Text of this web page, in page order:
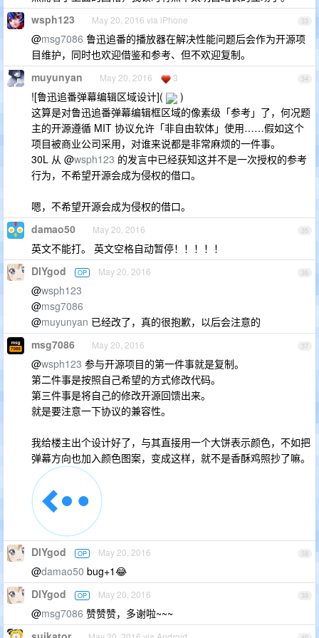
33
wsph123 May 20, 2016 via iPhone
@msg7086 鲁迅追番的播放器在解决性能问题后会作为开源项
目维护，同时也欢迎借鉴和参考、但不欢迎复制。
34
muyunyan May 20, 2016 3
![鲁迅追番弹幕编辑区域设计](
)
这算是对鲁迅追番弹幕编辑框区域的像素级「参考」了，何况题
主的开源遵循 MIT 协议允许「非自由软体」使用……假如这个
项目被商业公司采用，对谁来说都是非常麻烦的一件事。
30L 从 @wsph123 的发言中已经获知这并不是一次授权的参考
行为，不希望开源会成为侵权的借口。
嗯，不希望开源会成为侵权的借口。
35
damao50 May 20, 2016
英文不能打。 英文空格自动暂停！！！！！
36
DlYgod OP May 20, 2016
@wsph123
@msg7086
@muyunyan 已经改了，真的很抱歉，以后会注意的
37
msg7086 May 20, 2016
@wsph123 参与开源项目的第一件事就是复制。
第二件事是按照自己希望的方式修改代码。
第三件事是将自己的修改开源回馈出来。
就是要注意一下协议的兼容性。
我给楼主出个设计好了，与其直接用一个大饼表示颜色，不如把
弹幕方向也加入颜色图案，变成这样，就不是香酥鸡照抄了嘛。
38
DlYgod OP May 20, 2016
@damao50 bug+1😂
39
DlYgod OP May 20, 2016
@msg7086 赞赞赞，多谢啦~~~